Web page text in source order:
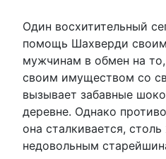
Один восхитительный
помощь Шахверди
мужчинам в обмен на
своим имуществом со
вызывает забавные
деревне. Однако
она сталкивается,
недовольным